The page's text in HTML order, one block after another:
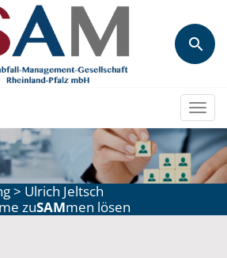
> Ulrich Jeltsch
zuSAMmen lösen